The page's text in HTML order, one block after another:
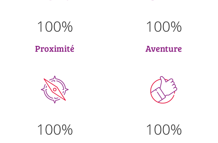
sont idéales pour des hébergements sportifs ou de loisirs.
Chaque année, les touristes sont nombreux en Ardèche pour
la découverte, les activités de plein air et les aventures
d’évasion. Afin de profiter des petits paradis cachés et de
belle rivière de France. Alors, quand allez-vous partir à la
découverte de l’un des plus beaux sites touristiques de
Des endroits à ne pas manquer
Les Gorges de l’Ardèche longent des villages qui ne manquent
100%
Proximité
100%
Aventure
100% 100%